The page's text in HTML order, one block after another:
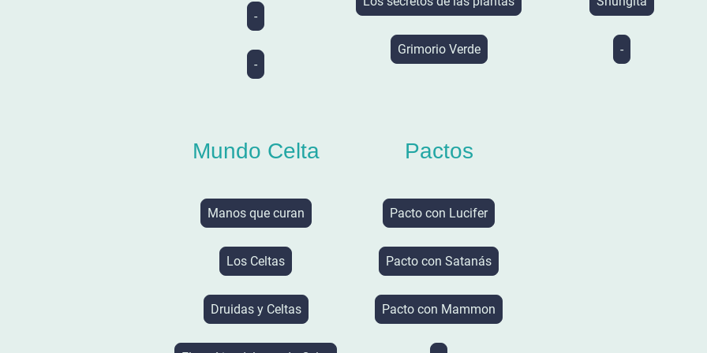
-
-
Grimorio Verde -
Mundo Celta
Manos que curan
Los Celtas
Druidas y Celtas
Pactos
Pacto con Lucifer
Pacto con Satanás
Pacto con Mammon